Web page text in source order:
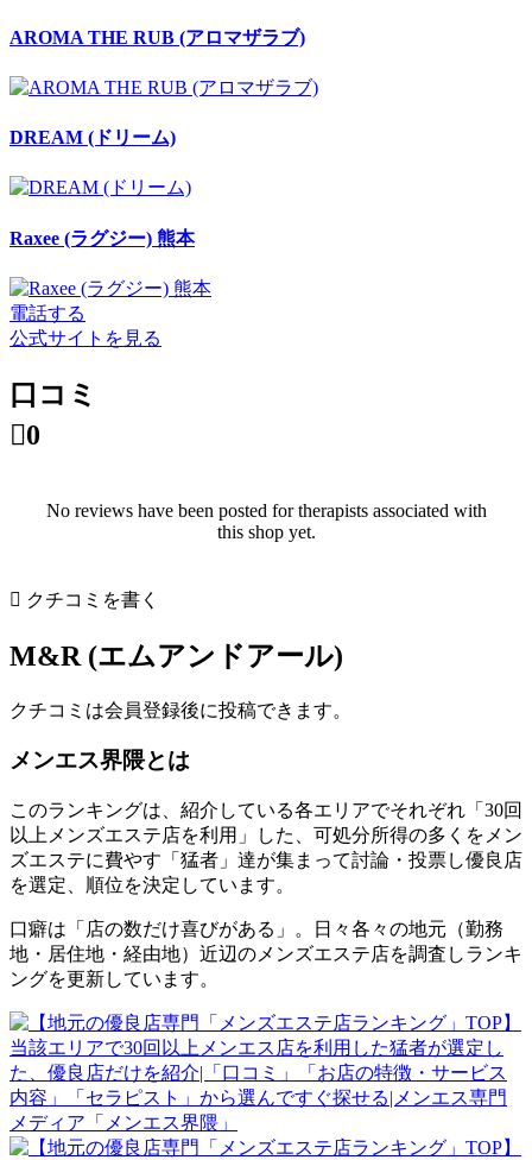
AROMA THE RUB (アロマザラブ)
DREAM (ドリーム)
Raxee (ラグジー) 熊本
電話する
公式サイトを見る
口コミ
0
No reviews have been posted for therapists associated with
this shop yet.
 クチコミを書く
M&R (エムアンドアール)
クチコミは会員登録後に投稿できます。
メンエス界隈とは
このランキングは、紹介している各エリアでそれぞれ「30回
以上メンズエステ店を利用」した、可処分所得の多くをメン
ズエステに費やす「猛者」達が集まって討論・投票し優良店
を選定、順位を決定しています。
口癖は「店の数だけ喜びがある」。日々各々の地元（勤務
地・居住地・経由地）近辺のメンズエステ店を調査しランキ
ングを更新しています。